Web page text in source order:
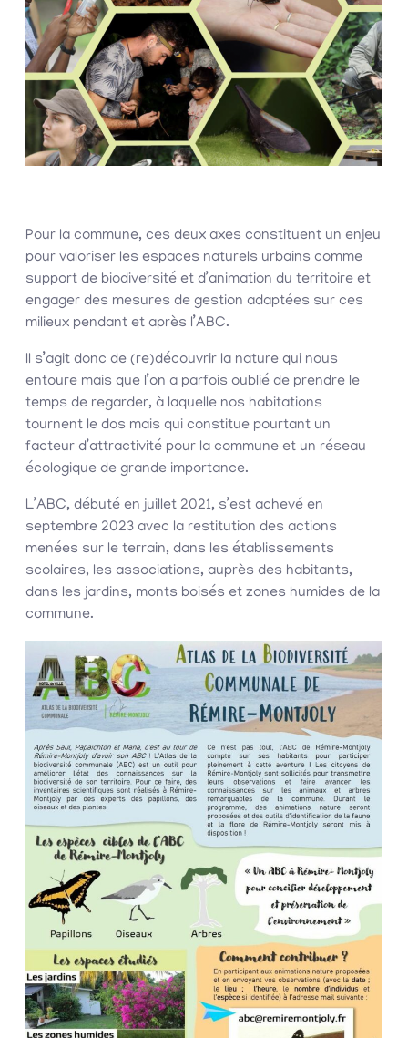
Pour la commune, ces deux axes constituent un enjeu
pour valoriser les espaces naturels urbains comme
support de biodiversité et d’animation du territoire et
engager des mesures de gestion adaptées sur ces
milieux pendant et après l’ABC.
Il s’agit donc de (re)découvrir la nature qui nous
entoure mais que l’on a parfois oublié de prendre le
temps de regarder, à laquelle nos habitations
tournent le dos mais qui constitue pourtant un
facteur d’attractivité pour la commune et un réseau
écologique de grande importance.
L’ABC, débuté en juillet 2021, s’est achevé en
septembre 2023 avec la restitution des actions
menées sur le terrain, dans les établissements
scolaires, les associations, auprès des habitants,
dans les jardins, monts boisés et zones humides de la
commune.